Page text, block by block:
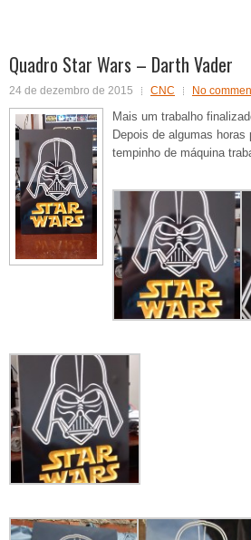
Quadro Star Wars – Darth Vader
24 de dezembro de 2015 CNC No
Mais um trabalho
Depois de algumas
tempinho de máquina